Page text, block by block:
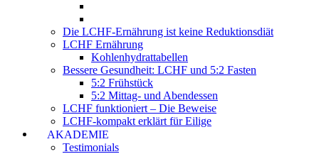
Die LCHF-Ernährung ist keine Reduktionsdiät
LCHF Ernährung
Kohlenhydrattabellen
Bessere Gesundheit: LCHF und 5:2 Fasten
5:2 Frühstück
5:2 Mittag- und Abendessen
LCHF funktioniert – Die Beweise
LCHF-kompakt erklärt für Eilige
AKADEMIE
Testimonials